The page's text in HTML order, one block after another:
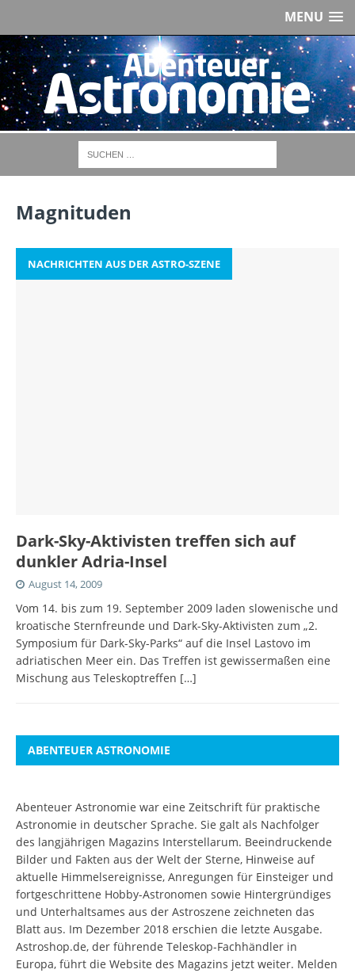
MENU
Magnituden
NACHRICHTEN AUS DER ASTRO-SZENE
Dark-Sky-Aktivisten treffen sich auf
dunkler Adria-Insel
August 14, 2009
Vom 14. bis zum 19. September 2009 laden slowenische und
kroatische Sternfreunde und Dark-Sky-Aktivisten zum „2.
Symposium für Dark-Sky-Parks“ auf die Insel Lastovo im
adriatischen Meer ein. Das Treffen ist gewissermaßen eine
Mischung aus Teleskoptreffen […]
ABENTEUER ASTRONOMIE
Abenteuer Astronomie war eine Zeitschrift für praktische
Astronomie in deutscher Sprache. Sie galt als Nachfolger
des langjährigen Magazins Interstellarum. Beeindruckende
Bilder und Fakten aus der Welt der Sterne, Hinweise auf
aktuelle Himmelsereignisse, Anregungen für Einsteiger und
fortgeschrittene Hobby-Astronomen sowie Hintergründiges
und Unterhaltsames aus der Astroszene zeichneten das
Blatt aus. Im Dezember 2018 erschien die letzte Ausgabe.
Astroshop.de, der führende Teleskop-Fachhändler in
Europa, führt die Website des Magazins jetzt weiter. Melden